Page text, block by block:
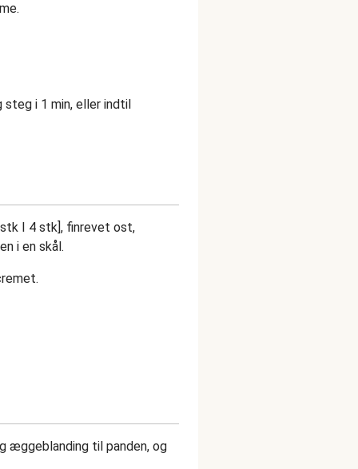
i 1 min, eller indtil
I 4 stk], finrevet ost,
i en skål.
til panden, og